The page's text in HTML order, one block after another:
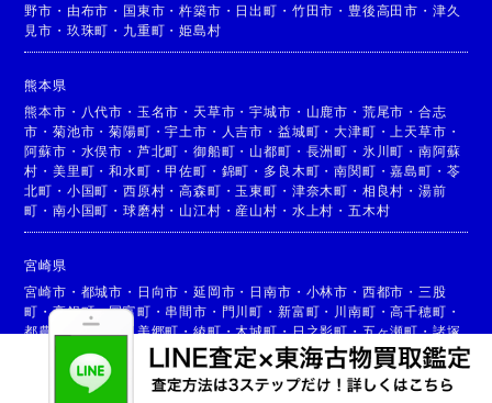
野市 ・ 由布市 ・ 国東市 ・杵築市 ・ 日出町 ・ 竹田市 ・ 豊後高田市 ・ 津久
見市 ・ 玖珠町 ・ 九重町 ・姫島村
熊本県
熊本市 ・ 八代市 ・ 玉名市 ・ 天草市 ・宇城市 ・ 山鹿市 ・ 荒尾市 ・ 合志
市 ・菊池市 ・菊陽町 ・宇土市 ・ 人吉市 ・ 益城町 ・大津町 ・ 上天草市 ・
阿蘇市 ・ 水俣市 ・ 芦北町 ・御船町 ・ 山都町 ・ 長洲町 ・ 氷川町 ・ 南阿蘇
村 ・美里町 ・和水町 ・甲佐町 ・ 錦町 ・ 多良木町 ・南関町 ・嘉島町 ・ 苓
北町 ・ 小国町 ・西原村 ・高森町 ・ 玉東町 ・ 津奈木町 ・ 相良村 ・ 湯前
町 ・南小国町 ・球磨村 ・ 山江村 ・ 産山村 ・ 水上村 ・ 五木村
宮崎県
宮崎市 ・ 都城市 ・ 日向市 ・延岡市 ・ 日南市 ・ 小林市 ・ 西都市 ・ 三股
町 ・高鍋町・国富町 ・ 串間市 ・ 門川町 ・ 新富町 ・ 川南町 ・高千穂町 ・
都農町
高原町 ・美郷町・綾町・木城町・日之影町・五ヶ瀬町・諸塚
椎葉村・ 西米良村